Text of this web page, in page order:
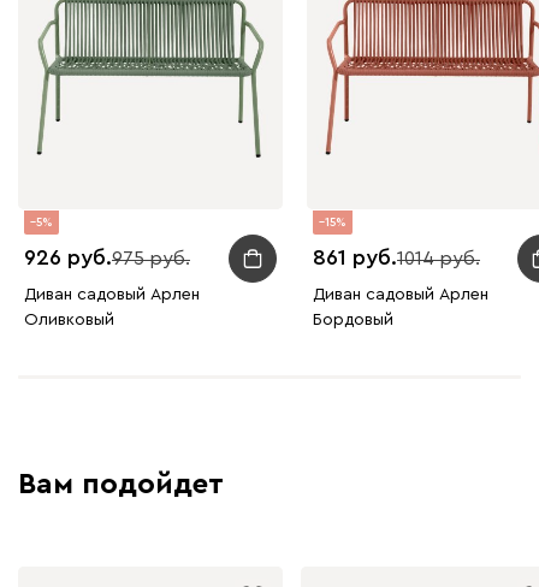
5
926 975
Диван садовый Арлен
Оливковый
15
861 1014
Диван садовый Арлен
Бордовый
Вам подойдет